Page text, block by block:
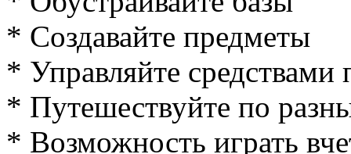
* Создавайте предметы
* Управляйте средствами
* Путешествуйте по
* Возможность играть